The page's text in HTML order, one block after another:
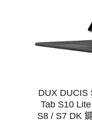
DUX DUCIS
Tab S10
S8 / S7 DK